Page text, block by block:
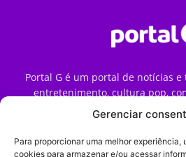
Gerenciar
Para proporcionar uma melhor experiência,
cookies para armazenar e/ou acessar
Portal G é um portal de notícias
entretenimento, cultura pop,
streaming, games e iniciativas
forma como o público vive e
Contato: